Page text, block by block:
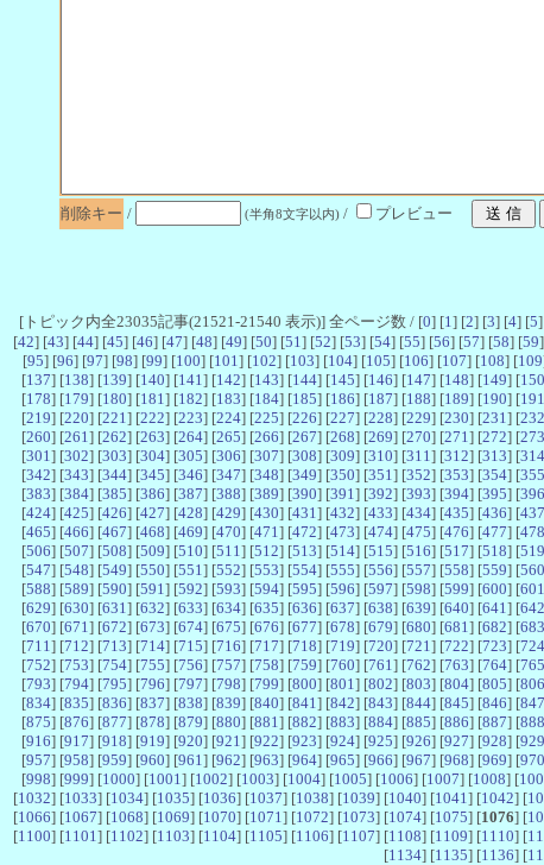
削除キー / (半角8文字以内) / プレビュー
[トピック内全23035記事(21521-21540 表示)] 全ページ数 / [0] [1 ] [2] [3] [4] [5
[42] [43] [44] [45] [46] [47] [48] [49] [50] [51 ] [52] [53] [54] [55] [56] [57] [58] [59
[95] [96] [97] [98] [99] [100] [101 ] [102] [103] [104] [105] [106] [107] [108] [109
[137] [138] [139] [140] [141 ] [142] [143] [144] [145] [146] [147] [148] [149] [150
[178] [179] [180] [181 ] [182] [183] [184] [185] [186] [187] [188] [189] [190] [191
[219] [220] [221 ] [222] [223] [224] [225] [226] [227] [228] [229] [230] [231 ] [232
[260] [261 ] [262] [263] [264] [265] [266] [267] [268] [269] [270] [271 ] [272] [273
[301 ] [302] [303] [304] [305] [306] [307] [308] [309] [310] [311 ] [312] [313] [314
[342] [343] [344] [345] [346] [347] [348] [349] [350] [351 ] [352] [353] [354] [355
[383] [384] [385] [386] [387] [388] [389] [390] [391 ] [392] [393] [394] [395] [396
[424] [425] [426] [427] [428] [429] [430] [431 ] [432] [433] [434] [435] [436] [437
[465] [466] [467] [468] [469] [470] [471 ] [472] [473] [474] [475] [476] [477] [478
[506] [507] [508] [509] [510] [511 ] [512] [513] [514] [515] [516] [517] [518] [519
[547] [548] [549] [550] [551 ] [552] [553] [554] [555] [556] [557] [558] [559] [560
[588] [589] [590] [591 ] [592] [593] [594] [595] [596] [597] [598] [599] [600] [601
[629] [630] [631 ] [632] [633] [634] [635] [636] [637] [638] [639] [640] [641 ] [642
[670] [671 ] [672] [673] [674] [675] [676] [677] [678] [679] [680] [681 ] [682] [683
[711 ] [712] [713] [714] [715] [716] [717] [718] [719] [720] [721 ] [722] [723] [724
[752] [753] [754] [755] [756] [757] [758] [759] [760] [761 ] [762] [763] [764] [765
[793] [794] [795] [796] [797] [798] [799] [800] [801 ] [802] [803] [804] [805] [806
[834] [835] [836] [837] [838] [839] [840] [841 ] [842] [843] [844] [845] [846] [847
[875] [876] [877] [878] [879] [880] [881 ] [882] [883] [884] [885] [886] [887] [888
[916] [917] [918] [919] [920] [921 ] [922] [923] [924] [925] [926] [927] [928] [929
[957] [958] [959] [960] [961 ] [962] [963] [964] [965] [966] [967] [968] [969] [970
[998] [999] [1000] [1001 ] [1002] [1003] [1004] [1005] [1006] [1007] [1008] [
[1032] [1033] [1034] [1035] [1036] [1037] [1038] [1039] [1040] [1041 ] [1042] [
[1066] [1067] [1068] [1069] [1070] [1071 ] [1072] [1073] [1074] [1075] [1076] [
[1100] [1101 ] [1102] [1103] [1104] [1105] [1106] [1107] [1108] [1109] [1110] [
[1134] [1135] [1136] [